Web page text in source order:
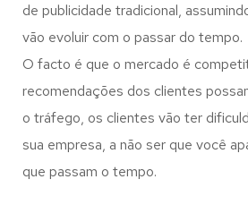
de publicidade tradicional,
vão evoluir com o passar do tempo.
O facto é que o mercado é
recomendações dos clientes
o tráfego, os clientes vão ter
sua empresa, a não ser que você
que passam o tempo.